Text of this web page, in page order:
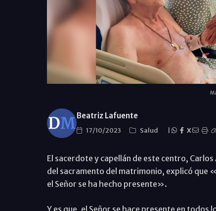
Beatriz Lafuente
17/10/2023 Salud X
El sacerdote y capellán de este centro,
del sacramento del matrimonio, explicó que
el Señor se ha hecho presente».
Y es que, el Señor se hace presente en todos